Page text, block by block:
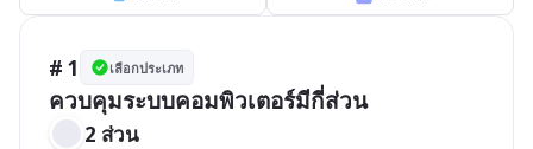
# 1 เลือกประเภท
ควบคุมระบบคอมพิวเตอร์มีกี่ส่วน
2 ส่วน